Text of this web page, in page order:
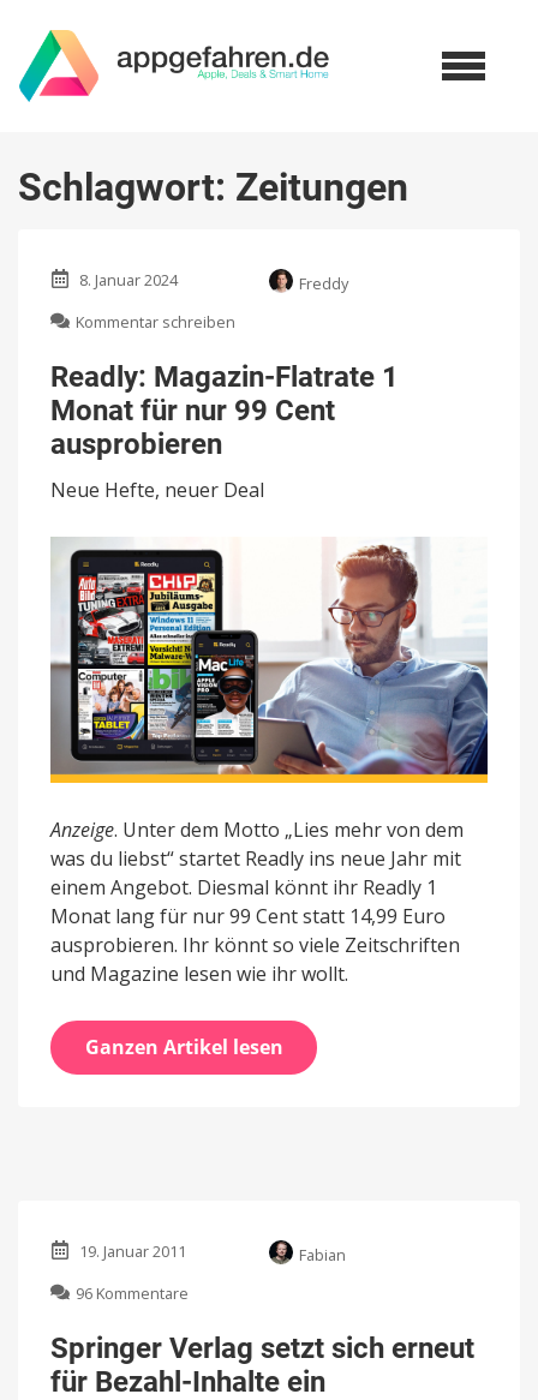
Schlagwort: Zeitungen
8. Januar 2024
Freddy
Kommentar schreiben
Magazin-
Flatrate
1
nur
99
Readly: Magazin-Flatrate 1
Monat für nur 99 Cent
ausprobieren
Neue Hefte, neuer Deal
Anzeige. Unter dem Motto „Lies mehr von dem
was du liebst“ startet Readly ins neue Jahr mit
einem Angebot. Diesmal könnt ihr Readly 1
Monat lang für nur 99 Cent statt 14,99 Euro
ausprobieren. Ihr könnt so viele Zeitschriften
und Magazine lesen wie ihr wollt.
Ganzen Artikel lesen
19. Januar 2011
Fabian
96 Kommentare
Verlag
setzt
sich
Springer Verlag setzt sich erneut
für Bezahl-Inhalte ein